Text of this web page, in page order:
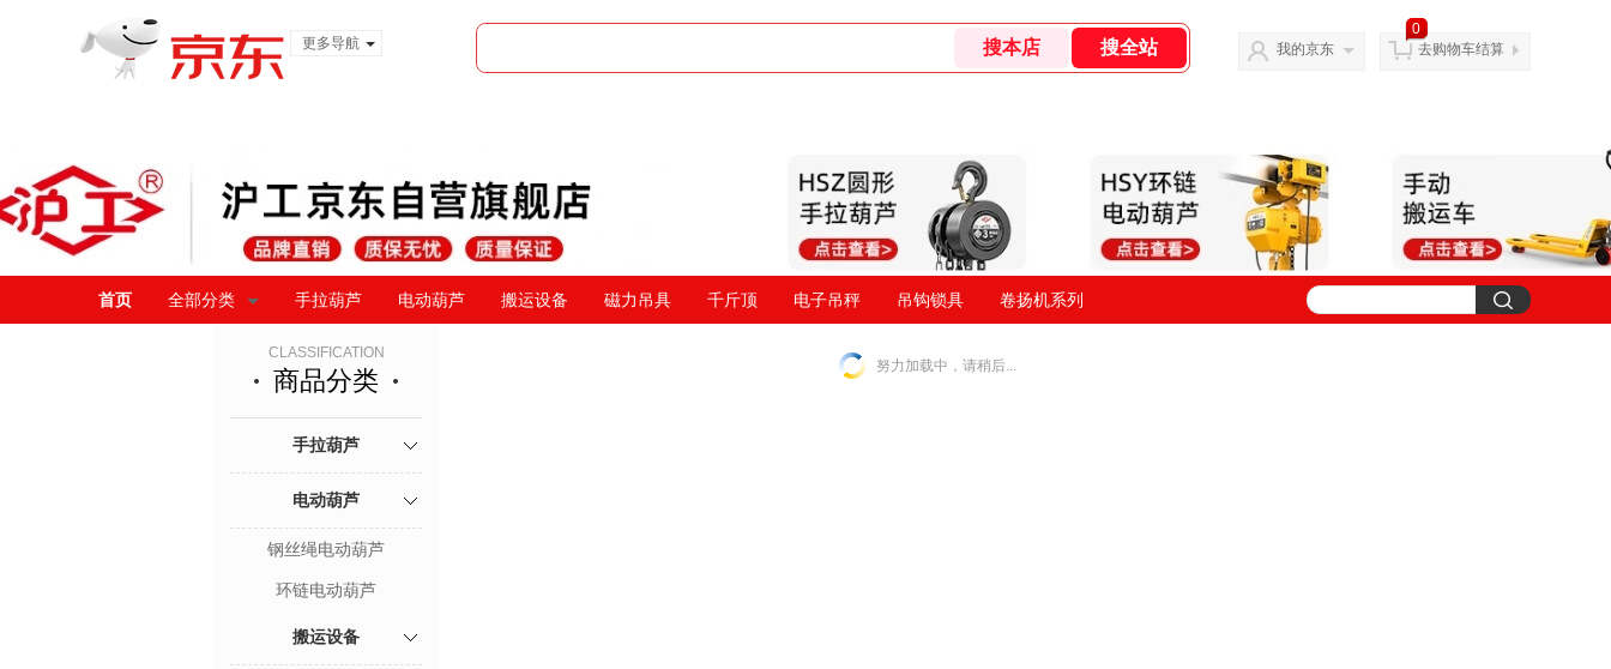
更多导航
我的京东
0
去购物车结算
首页 全部分类 手拉葫芦 电动葫芦 搬运设备 磁力吊具 千斤顶 电子吊秤 吊钩锁具 卷扬机系列
CLASSIFICATION
商品分类
手拉葫芦
电动葫芦
钢丝绳电动葫芦
环链电动葫芦
搬运设备
努力加载中，请稍后...